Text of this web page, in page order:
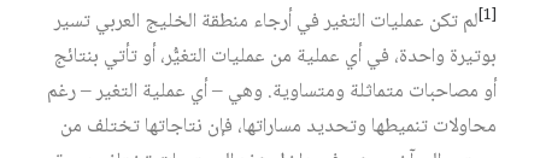
[1] لم تكن عمليات التغير في أرجاء منطقة الخليج العربي تسير
بوتيرة واحدة، في أي عملية من عمليات التغيُّر، أو تأتي بنتائج
أو مصاحبات متماثلة ومتساوية. وهي – أي عملية التغير – رغم
محاولات تنميطها وتحديد مساراتها، فإن نتاجاتها تختلف من